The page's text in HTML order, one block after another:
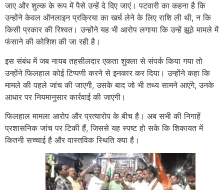
जाए और शुल्क के रूप में पैसे उन्हें दे दिए जाएं। पटवारी का कहना है कि
उन्होंने केवल ऑनलाइन प्रक्रिया का खर्च लेने के लिए राशि ली थी, न कि
किसी प्रकार की रिश्वत। उन्होंने यह भी आरोप लगाया कि उन्हें झूठे मामले में
फंसाने की कोशिश की जा रही है।
इस संबंध में जब नायब तहसीलदार एकता शुक्ला से संपर्क किया गया तो
उन्होंने फिलहाल कोई टिप्पणी करने से इनकार कर दिया। उन्होंने कहा कि
मामले की पहले जांच की जाएगी, उसके बाद जो भी तथ्य सामने आएंगे, उनके
आधार पर नियमानुसार कार्रवाई की जाएगी।
फिलहाल मामला आरोप और प्रत्यारोप के बीच है। अब सभी की निगाहें
प्रशासनिक जांच पर टिकी हैं, जिससे यह स्पष्ट हो सके कि शिकायत में
कितनी सच्चाई है और वास्तविक स्थिति क्या है।